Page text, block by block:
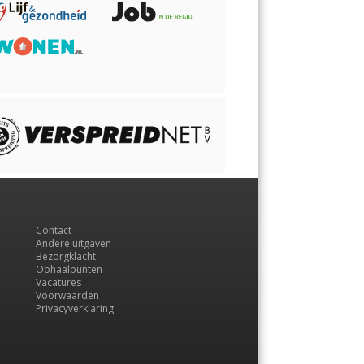
Contact
Andere uitgaven
Bezorgklacht
Ophaalpunten
Vacatures
Voorwaarden
Privacyverklaring